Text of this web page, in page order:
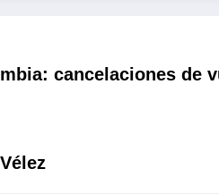
cancelaciones de